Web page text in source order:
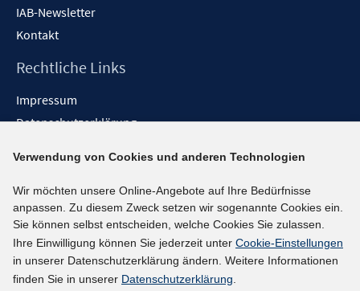
IAB-Newsletter
Kontakt
Rechtliche Links
Impressum
Datenschutzerklärung
Barrieren melden
Social-Media-Kanäle
BlueSky
YouTube
LinkedIn
Verwendung von Cookies und anderen Technologien
Wir möchten unsere Online-Angebote auf Ihre Bedürfnisse
anpassen. Zu diesem Zweck setzen wir sogenannte Cookies ein.
Sie können selbst entscheiden, welche Cookies Sie zulassen.
Ihre Einwilligung können Sie jederzeit unter Cookie-Einstellungen
in unserer Datenschutzerklärung ändern. Weitere Informationen
finden Sie in unserer Datenschutzerklärung.